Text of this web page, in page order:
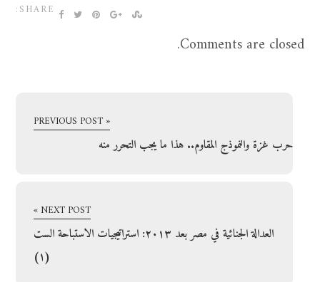
SHARE:
Comments are closed.
« PREVIOUS POST
حرب غزة والنموذج المقاوم.. هذا ما يجب التحرر منه
NEXT POST »
العدالة الجنائية في مصر بعد ٢٠١٣: استراتيجيات الاستباحة الست
(١)